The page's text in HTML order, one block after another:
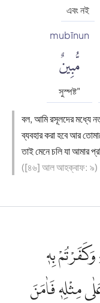
এবং নই
mubīnun
مُّبِينٌ
সুস্পষ্ট"
বল, আমি রসূলদের মধ্যে
ব্যবহার করা হবে আর
তাই মেনে চলি যা আমার
([৪৬] আল আহক্বাফ: ৯)
بِهٖ
مِثْلِهٖ فَاٰمَنَ